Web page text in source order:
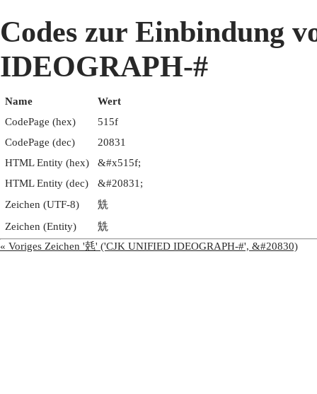
Codes zur Einbindung
IDEOGRAPH-#
Name
Wert
CodePage (hex)
515f
CodePage (dec)
20831
HTML Entity (hex)
&#x515f;
HTML Entity (dec)
&#20831;
Zeichen (UTF-8)
兟
Zeichen (Entity)
兟
« Voriges Zeichen '兞' ('CJK UNIFIED IDEOGRAPH-#', &#20830)